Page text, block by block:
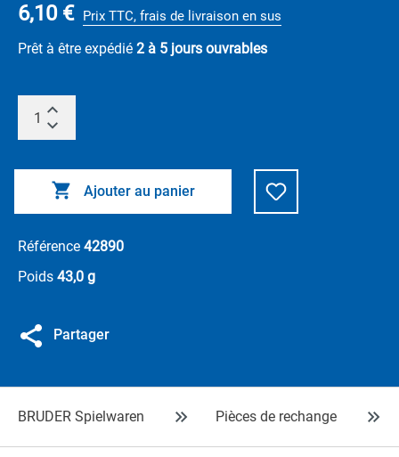
6,10 € Prix TTC, frais de livraison en sus
Prêt à être expédié 2 à 5 jours ouvrables
Ajouter au panier
Référence 42890
Poids 43,0 g
Partager
BRUDER Spielwaren Pièces de rechange